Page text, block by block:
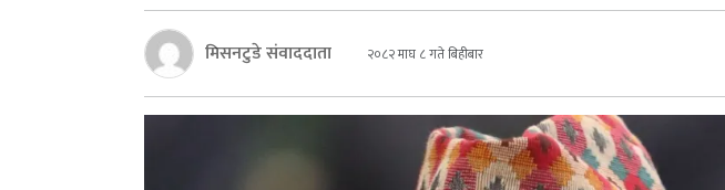
मिसनटुडे संवाददाता २०८२ माघ ८ गते बिहीबार